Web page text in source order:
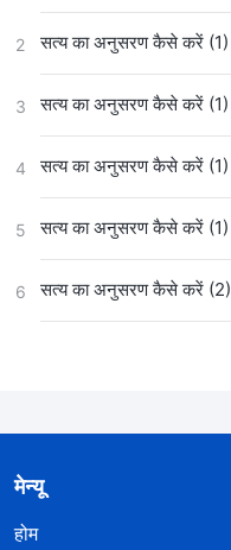
2 सत्य का अनुसरण कैसे करें (1)
3 सत्य का अनुसरण कैसे करें (1)
4 सत्य का अनुसरण कैसे करें (1)
5 सत्य का अनुसरण कैसे करें (1)
6 सत्य का अनुसरण कैसे करें (2)
मेन्यू
होम